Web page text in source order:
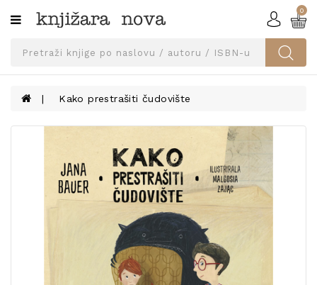
Kategorije
SVEUČILIŠNA
UDŽBENICI
KNJIGE
0
Kako prestrašiti čudovište